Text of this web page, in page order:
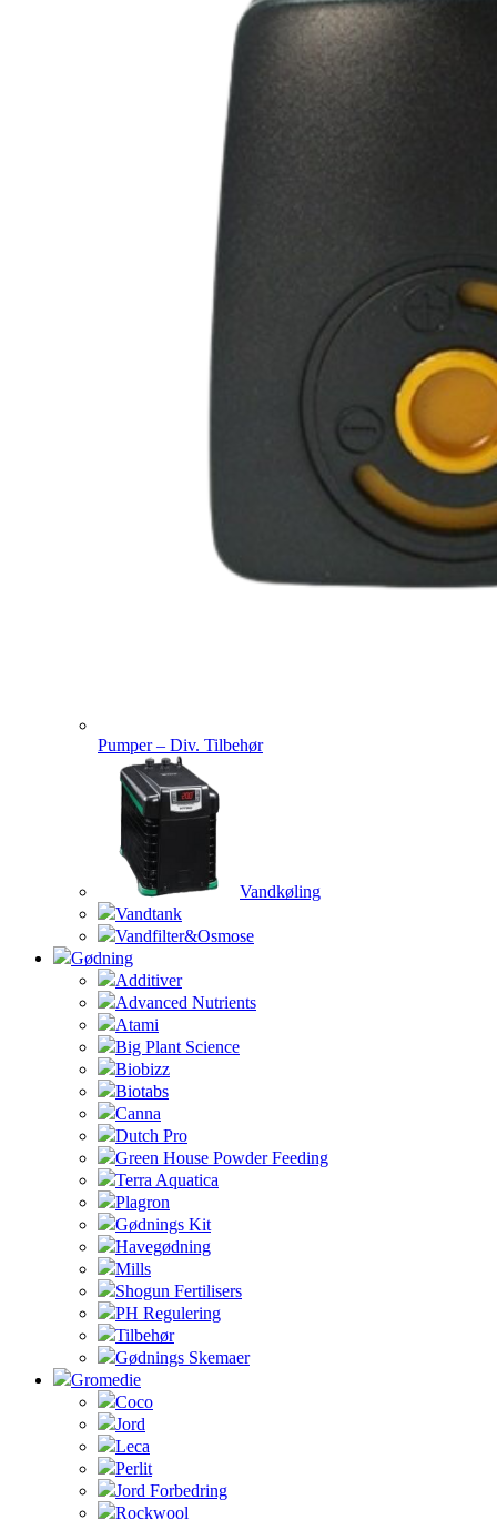
Pumper – Div. Tilbehør
Vandkøling
Vandtank
Vandfilter&Osmose
Gødning
Additiver
Advanced Nutrients
Atami
Big Plant Science
Biobizz
Biotabs
Canna
Dutch Pro
Green House Powder Feeding
Terra Aquatica
Plagron
Gødnings Kit
Havegødning
Mills
Shogun Fertilisers
PH Regulering
Tilbehør
Gødnings Skemaer
Gromedie
Coco
Jord
Leca
Perlit
Jord Forbedring
Rockwool